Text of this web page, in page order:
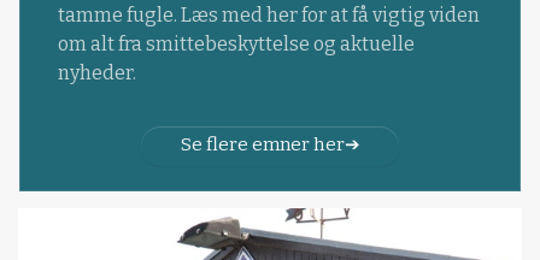
tamme fugle. Læs med her for at få vigtig viden
om alt fra smittebeskyttelse og aktuelle
nyheder.
Se flere emner her